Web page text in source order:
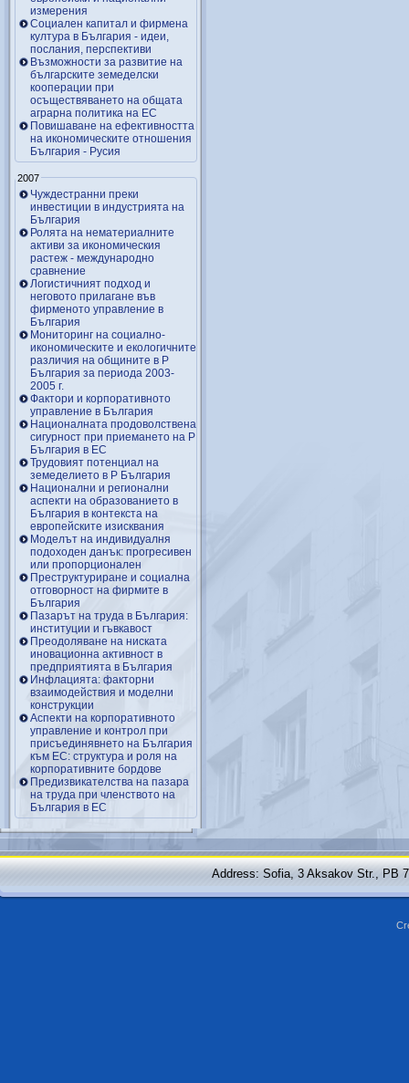
измерения
Социален капитал и фирмена
култура в България - идеи,
послания, перспективи
Възможности за развитие на
българските земеделски
кооперации при
осъществяването на общата
аграрна политика на ЕС
Повишаване на ефективността
на икономическите отношения
България - Русия
2007
Чуждестранни преки
инвестиции в индустрията на
България
Ролята на нематериалните
активи за икономическия
растеж - международно
сравнение
Логистичният подход и
неговото прилагане във
фирменото управление в
България
Мониторинг на социално-
икономическите и екологичните
различия на общините в Р
България за периода 2003-
2005 г.
Фактори и корпоративното
управление в България
Националната продоволствена
сигурност при приемането на Р
България в ЕС
Трудовият потенциал на
земеделието в Р България
Национални и регионални
аспекти на образованието в
България в контекста на
европейските изисквания
Моделът на индивидуалня
подоходен данък: прогресивен
или пропорционален
Преструктуриране и социална
отговорност на фирмите в
България
Пазарът на труда в България:
институции и гъвкавост
Преодоляване на ниската
иновационна активност в
предприятията в България
Инфлацията: факторни
взаимодействия и моделни
конструкции
Аспекти на корпоративното
управление и контрол при
присъединявнето на България
към ЕС: структура и роля на
корпоративните бордове
Предизвикателства на пазара
на труда при членството на
България в ЕС
Address: Sofia, 3 Aksakov Str., PB